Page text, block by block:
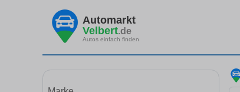
Automarkt
Velbert.de
Autos einfach finden